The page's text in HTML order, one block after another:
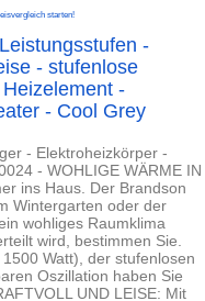
starten!
-
- stufenlose
-
- Cool Grey
- Elektroheizkörper -
- WOHLIGE WÄRME IN
ins Haus. Der Brandson
Wintergarten oder der
wohliges Raumklima
wird, bestimmen Sie.
Watt), der stufenlosen
Oszillation haben Sie
UND LEISE: Mit